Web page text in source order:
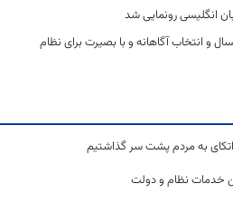
انگلیسی رونمایی شد
و انتخاب آگاهانه و با بصیرت برای نظام
به مردم پشت سر گذاشتیم
خدمات نظام و دولت